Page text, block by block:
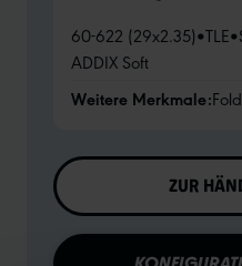
60-622 (29x2.35)•TLE•
ADDIX Soft
Weitere Merkmale:
ZUR